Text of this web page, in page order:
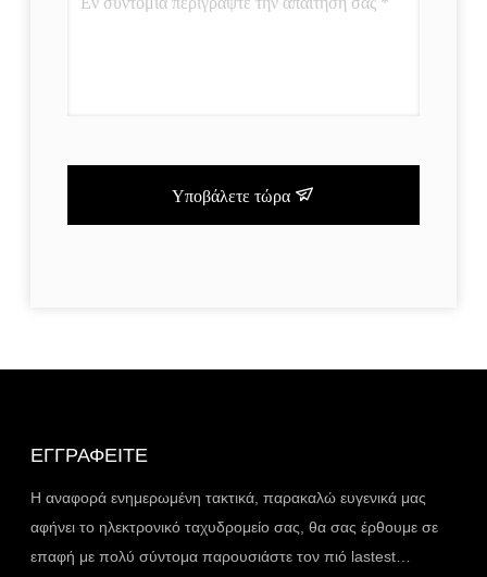
Υποβάλετε τώρα
ΕΓΓΡΑΦΕΊΤΕ
Η αναφορά ενημερωμένη τακτικά, παρακαλώ ευγενικά μας
αφήνει το ηλεκτρονικό ταχυδρομείο σας, θα σας έρθουμε σε
επαφή με πολύ σύντομα παρουσιάστε τον πιό lastest